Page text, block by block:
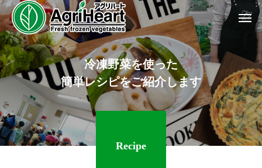
冷凍野菜を使った
簡単レシピをご紹介します
Recipe